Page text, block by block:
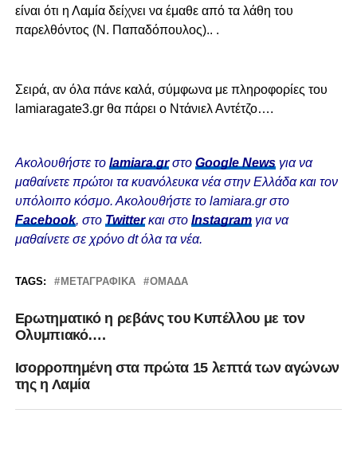
είναι ότι η Λαμία δείχνει να έμαθε από τα λάθη του
παρελθόντος (Ν. Παπαδόπουλος).. .
Σειρά, αν όλα πάνε καλά, σύμφωνα με πληροφορίες του
lamiaragate3.gr θα πάρει ο Ντάνιελ Αντέτζο….
Ακολουθήστε το lamiara.grστο Google Newsγια να
μαθαίνετε πρώτοι τα κυανόλευκα νέα στην Ελλάδα και τον
υπόλοιπο κόσμο. Ακολουθήστε το lamiara.gr στο
Facebook, στο Twitterκαι στο Instagram για να
μαθαίνετε σε χρόνο dt όλα τα νέα.
TAGS: ΜΕΤΑΓΡΑΦΙΚΆ ΟΜΆΔΑ
Ερωτηματικό η ρεβάνς του Κυπέλλου με τον
Ολυμπιακό….
Ισορροπημένη στα πρώτα 15 λεπτά των αγώνων
της η Λαμία